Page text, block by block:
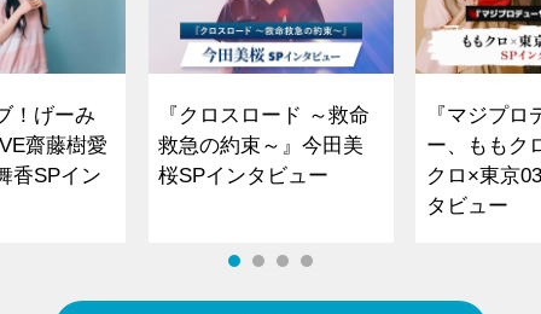
！げーみ
齋藤樹愛
香SPイン
『クロスロード ～救命
救急の約束～』今田美
桜SPインタビュー
『マジプロ
ー、ももク
クロ×東京
タビュー